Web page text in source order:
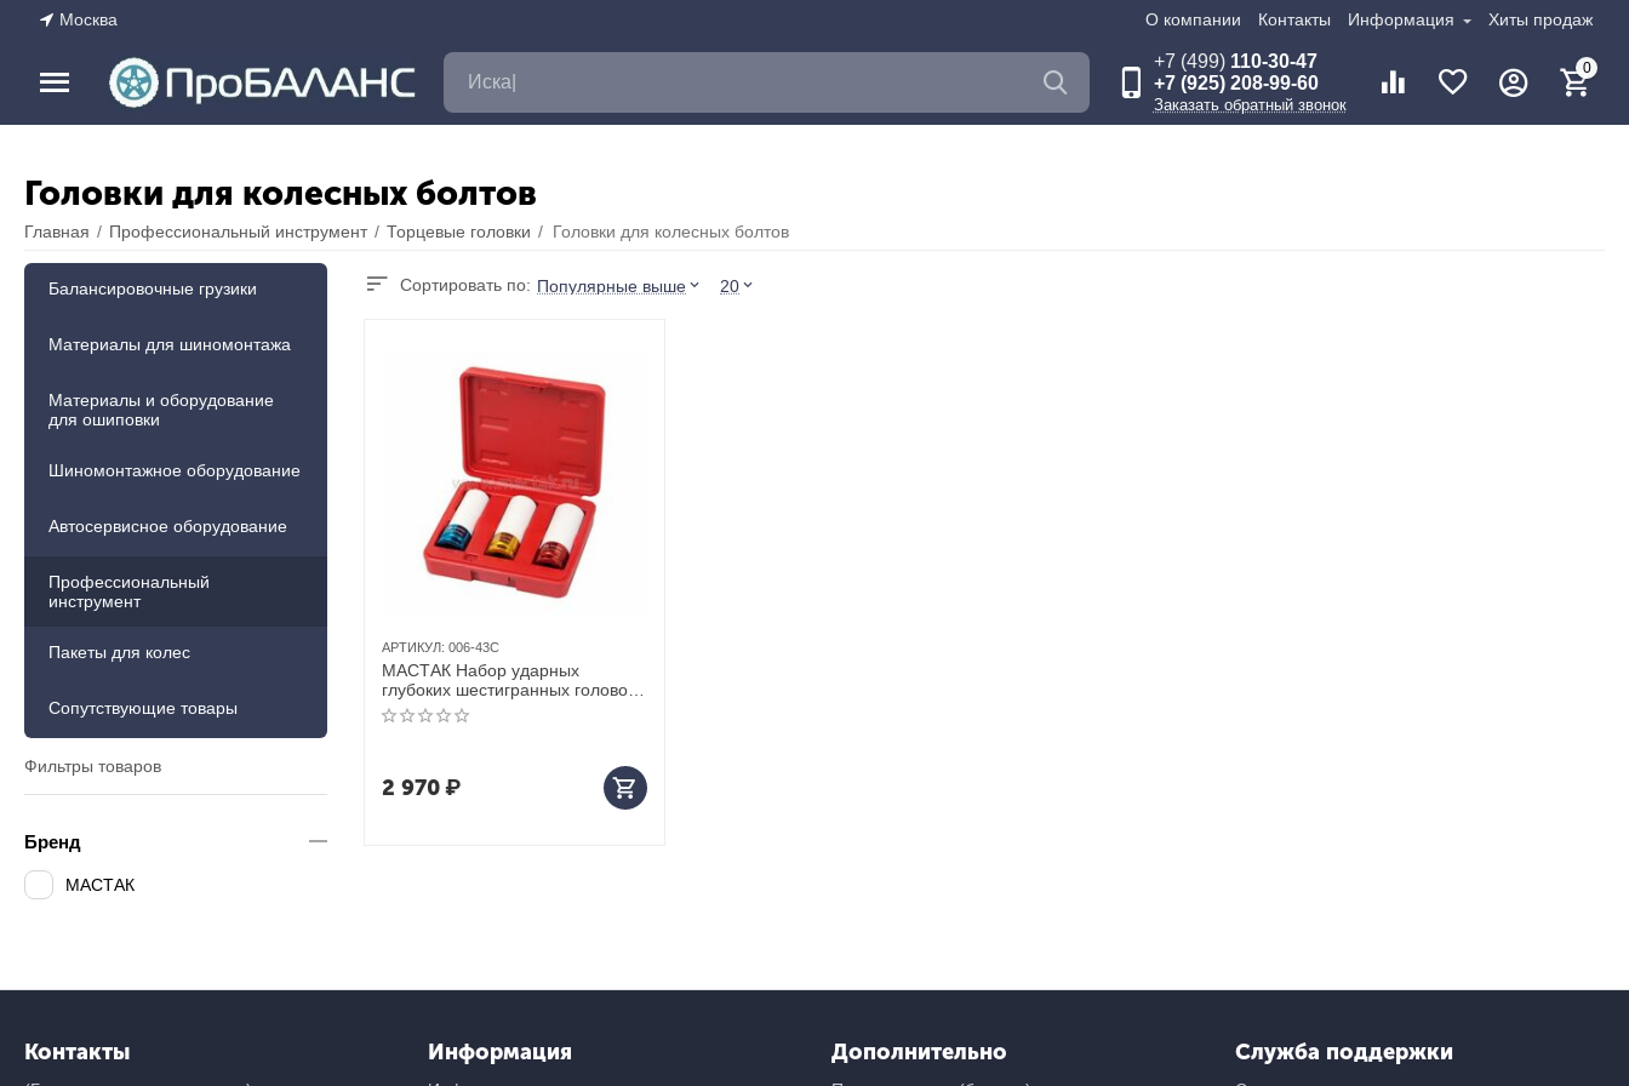
Москва О компании Контакты Информация Хиты продаж
+7 (499)110-30-47
+7 (925) 208-99-60
Заказать обратный звонок
0
Головки для колесных болтов
Главная / Профессиональный инструмент / Торцевые головки / Головки для колесных болтов
Сортировать по: Популярные выше 20
АРТИКУЛ: 006-43C
МАСТАК Набор ударных
глубоких шестигранных головок
1/2", 17, 19, 21 мм, пластиковое
покрытие, кейс,
2 970₽
Балансировочные грузики
Материалы для шиномонтажа
Материалы и оборудование
для ошиповки
Шиномонтажное оборудование
Автосервисное оборудование
Профессиональный
инструмент
Пакеты для колес
Сопутствующие товары
Фильтры товаров
Бренд
МАСТАК
Контакты Информация Дополнительно Служба поддержки